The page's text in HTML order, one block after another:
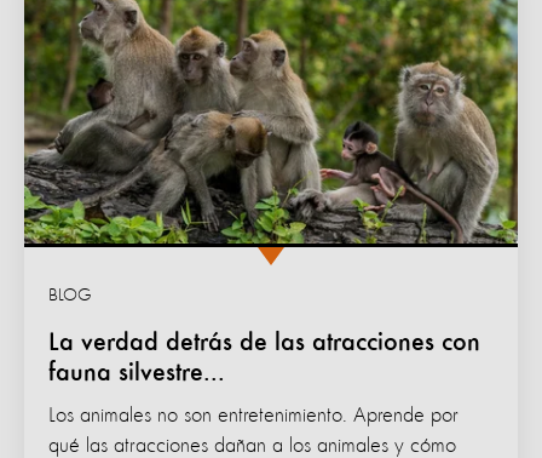
La verdad detrás de las atracciones con
fauna silvestre...
BLOG
Los animales no son entretenimiento. Aprende por
qué las atracciones dañan a los animales y cómo